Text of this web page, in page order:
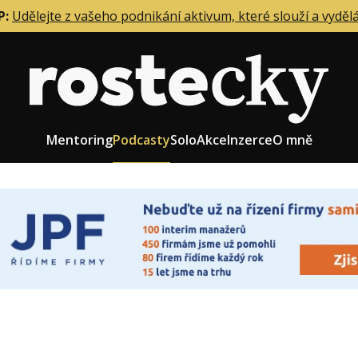
Udělejte z vašeho podnikání aktivum, které slouží a
MentoringPodcastySoloAkceInzerceO mně
firmy
zaměstnanců
Role zakladatele/CEO
Růst firmy